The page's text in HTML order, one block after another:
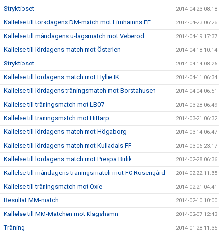
Stryktipset 2014-04-23 08:18
Kallelse till torsdagens DM-match mot Limhamns FF 2014-04-23 06:26
Kallelse till måndagens u-lagsmatch mot Veberöd 2014-04-19 17:37
Kallelse till lördagens match mot Österlen 2014-04-18 10:14
Stryktipset 2014-04-14 08:26
Kallelse till lördagens match mot Hyllie IK 2014-04-11 06:34
Kallelse till lördagens träningsmatch mot Borstahusen 2014-04-04 06:51
Kallelse till träningsmatch mot LB07 2014-03-28 06:49
Kallelse till träningsmatch mot Hittarp 2014-03-21 06:32
Kallelse till lördagens match mot Högaborg 2014-03-14 06:47
Kallelse till lördagens match mot Kulladals FF 2014-03-06 23:17
Kallelse till lördagens match mot Prespa Birlik 2014-02-28 06:36
Kallelse till måndagens träningsmatch mot FC Rosengård 2014-02-22 11:35
Kallelse till träningsmatch mot Oxie 2014-02-21 04:41
Resultat MM-match 2014-02-10 10:00
Kallelse till MM-Matchen mot Klagshamn 2014-02-07 12:43
Träning 2014-01-28 11:35